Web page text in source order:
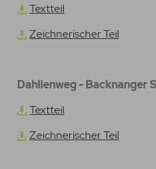
Textteil
Zeichnerischer Teil
Dahlienweg - Backnanger
Textteil
Zeichnerischer Teil